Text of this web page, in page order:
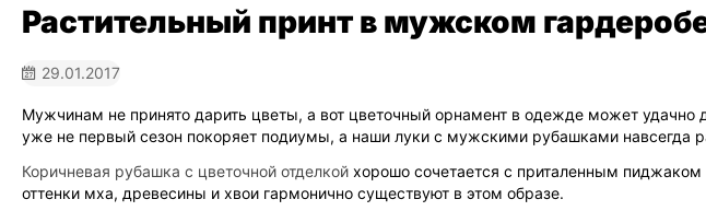
Растительный принт в мужском
29.01.2017
Мужчинам не принято дарить цветы, а вот цветочный орнамент в одежде может удачно
уже не первый сезон покоряет подиумы, а наши луки с мужскими рубашками навсегда
Коричневая рубашка с цветочной отделкой хорошо сочетается с приталенным
оттенки мха, древесины и хвои гармонично существуют в этом образе.